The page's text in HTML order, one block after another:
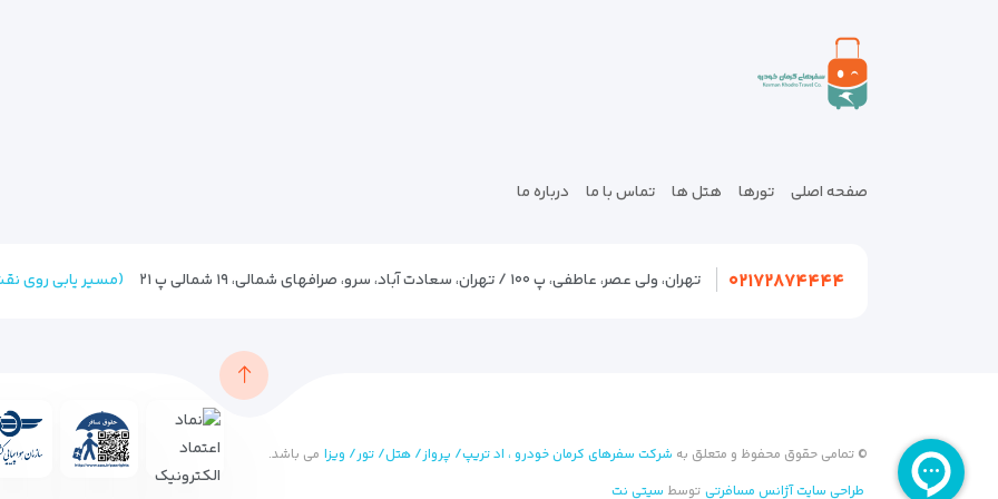
صفحه اصلی تورها هتل ها تماس با ما درباره ما
۰۲۱۷۲۸۷۴۴۴۴ تهران، ولی عصر، عاطفی، پ ۱۰۰ / تهران، سعادت آباد، سرو، صرافهای شمالی، ۱۹ شمالی پ ۲۱ (مسیر یابی روی
© تمامی حقوق محفوظ و متعلق به شرکت سفرهای کرمان خودرو ، اد تریپ/ پرواز/ هتل/ تور/ ویزا می باشد.
طراحی سایت آژانس مسافرتی توسط سیتی نت